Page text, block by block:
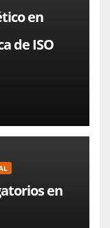
en
de ISO
en